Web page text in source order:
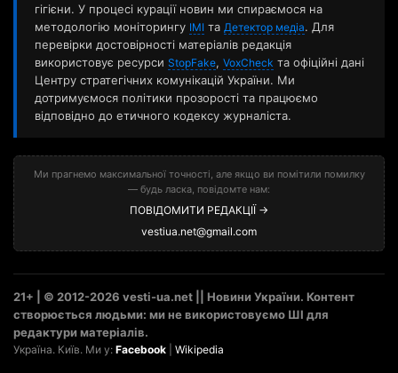
гігієни. У процесі курації новин ми спираємося на
методологію моніторингу ІМІ та Детектор медіа. Для
перевірки достовірності матеріалів редакція
використовує ресурси StopFake, VoxCheck та офіційні дані
Центру стратегічних комунікацій України. Ми
дотримуємося політики прозорості та працюємо
відповідно до етичного кодексу журналіста.
Ми прагнемо максимальної точності, але якщо ви помітили помилку
— будь ласка, повідомте нам:
ПОВІДОМИТИ РЕДАКЦІЇ →
vestiua.net@gmail.com
21+ | © 2012-2026 vesti-ua.net || Новини України. Контент
створюється людьми: ми не використовуємо ШІ для
редактури матеріалів.
Україна. Київ. Ми у: Facebook Wikipedia